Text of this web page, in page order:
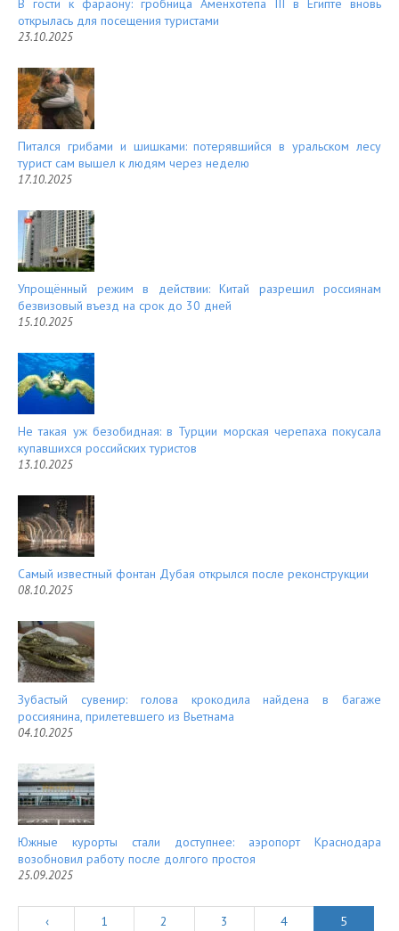
В гости к фараону: гробница Аменхотепа III в Египте вновь
открылась для посещения туристами
23.10.2025
Питался грибами и шишками: потерявшийся в уральском лесу
турист сам вышел к людям через неделю
17.10.2025
Упрощённый режим в действии: Китай разрешил россиянам
безвизовый въезд на срок до 30 дней
15.10.2025
Не такая уж безобидная: в Турции морская черепаха покусала
купавшихся российских туристов
13.10.2025
Самый известный фонтан Дубая открылся после реконструкции
08.10.2025
Зубастый сувенир: голова крокодила найдена в багаже
россиянина, прилетевшего из Вьетнама
04.10.2025
Южные курорты стали доступнее: аэропорт Краснодара
возобновил работу после долгого простоя
25.09.2025
‹ 1 2 3 4
5